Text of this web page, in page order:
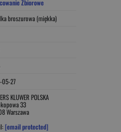
Zbiorowe
broszurowa (miękka)
27
KLUWER POLSKA
33
Warszawa
[email protected]